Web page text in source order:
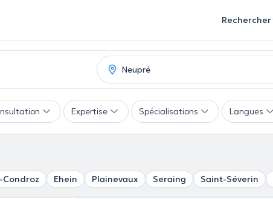
Rechercher
Expertise Spécialisations Langues
Condroz Ehein Plainevaux Seraing Saint-Séverin